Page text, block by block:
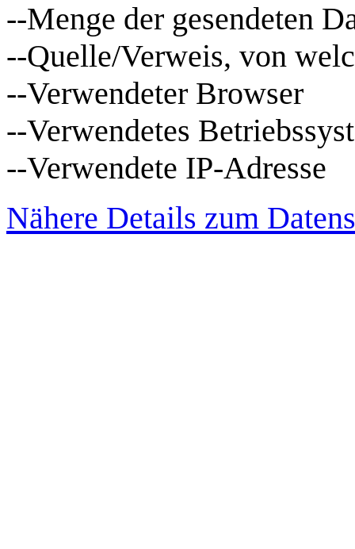
--Menge der gesendeten
--Quelle/Verweis, von
--Verwendeter Browser
--Verwendetes
--Verwendete IP-Adresse
Nähere Details zum